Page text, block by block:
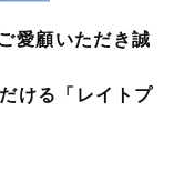
愛顧いただき誠
ける「レイトプ